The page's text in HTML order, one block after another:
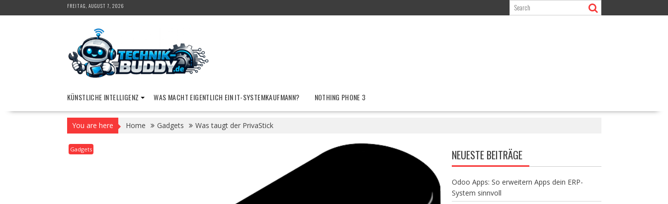
to
FREITAG, AUGUST 7, 2026
KÜNSTLICHE INTELLIGENZ WAS MACHT EIGENTLICH EIN IT-SYSTEMKAUFMANN? NOTHING PHONE 3
You are here Home Gadgets Was taugt der PrivaStick
Gadgets NEUESTE BEITRÄGE
Odoo Apps: So erweitern Apps dein ERP-
System sinnvoll